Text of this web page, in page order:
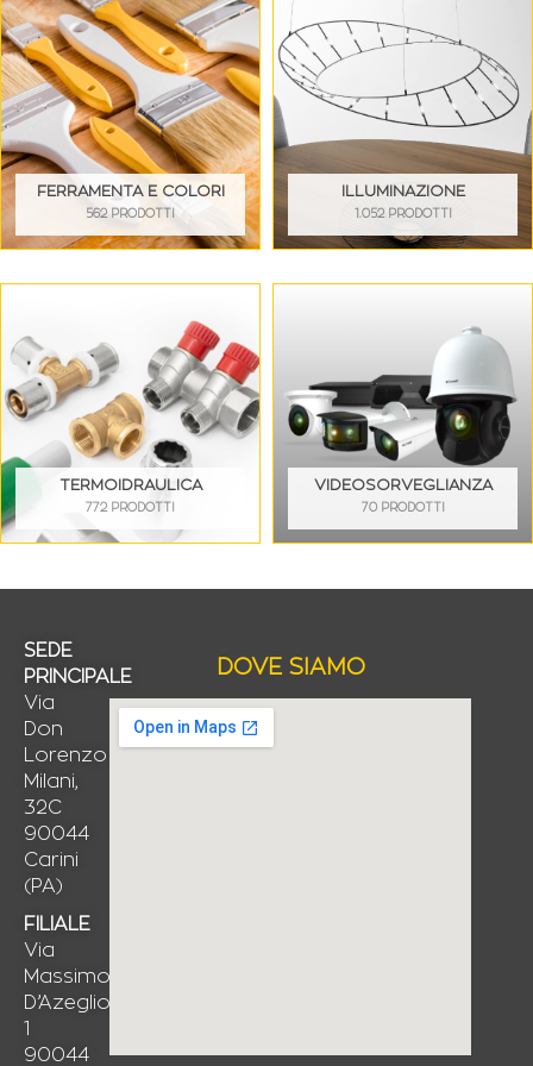
FERRAMENTA E COLORI
562 PRODOTTI
ILLUMINAZIONE
1.052 PRODOTTI
TERMOIDRAULICA
772 PRODOTTI
VIDEOSORVEGLIANZA
70 PRODOTTI
SEDE
PRINCIPALE
Via
Don
Lorenzo
Milani,
32C
90044
Carini
(PA)
FILIALE
Via
Massimo
D’Azeglio,
1
90044
DOVE SIAMO